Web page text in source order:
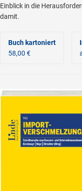
Einblick in die
damit.
Buch kartoniert
58,00 €